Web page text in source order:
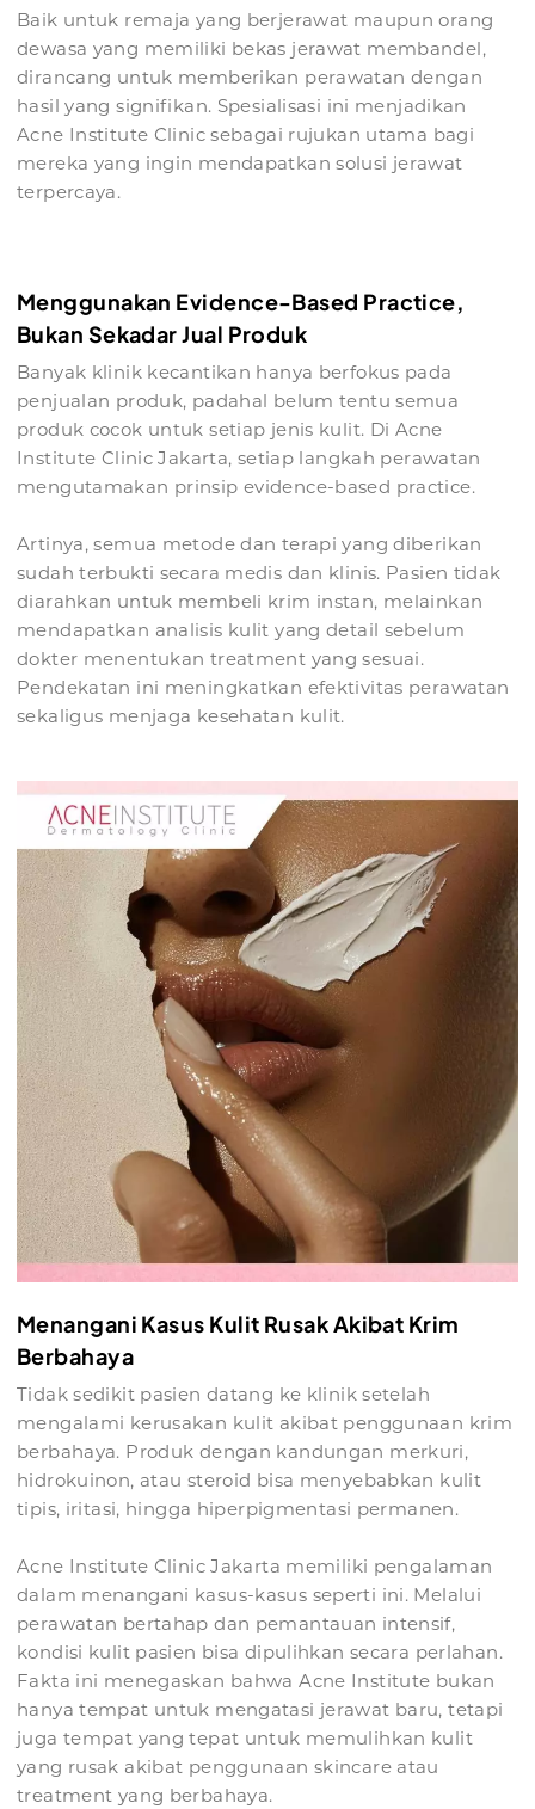
Baik untuk remaja yang berjerawat maupun orang
dewasa yang memiliki bekas jerawat membandel,
dirancang untuk memberikan perawatan dengan
hasil yang signifikan. Spesialisasi ini menjadikan
Acne Institute Clinic sebagai rujukan utama bagi
mereka yang ingin mendapatkan solusi jerawat
terpercaya.
Menggunakan Evidence-Based Practice,
Bukan Sekadar Jual Produk
Banyak klinik kecantikan hanya berfokus pada
penjualan produk, padahal belum tentu semua
produk cocok untuk setiap jenis kulit. Di Acne
Institute Clinic Jakarta, setiap langkah perawatan
mengutamakan prinsip evidence-based practice.
Artinya, semua metode dan terapi yang diberikan
sudah terbukti secara medis dan klinis. Pasien tidak
diarahkan untuk membeli krim instan, melainkan
mendapatkan analisis kulit yang detail sebelum
dokter menentukan treatment yang sesuai.
Pendekatan ini meningkatkan efektivitas perawatan
sekaligus menjaga kesehatan kulit.
Menangani Kasus Kulit Rusak Akibat Krim
Berbahaya
Tidak sedikit pasien datang ke klinik setelah
mengalami kerusakan kulit akibat penggunaan krim
berbahaya. Produk dengan kandungan merkuri,
hidrokuinon, atau steroid bisa menyebabkan kulit
tipis, iritasi, hingga hiperpigmentasi permanen.
Acne Institute Clinic Jakarta memiliki pengalaman
dalam menangani kasus-kasus seperti ini. Melalui
perawatan bertahap dan pemantauan intensif,
kondisi kulit pasien bisa dipulihkan secara perlahan.
Fakta ini menegaskan bahwa Acne Institute bukan
hanya tempat untuk mengatasi jerawat baru, tetapi
juga tempat yang tepat untuk memulihkan kulit
yang rusak akibat penggunaan skincare atau
treatment yang berbahaya.